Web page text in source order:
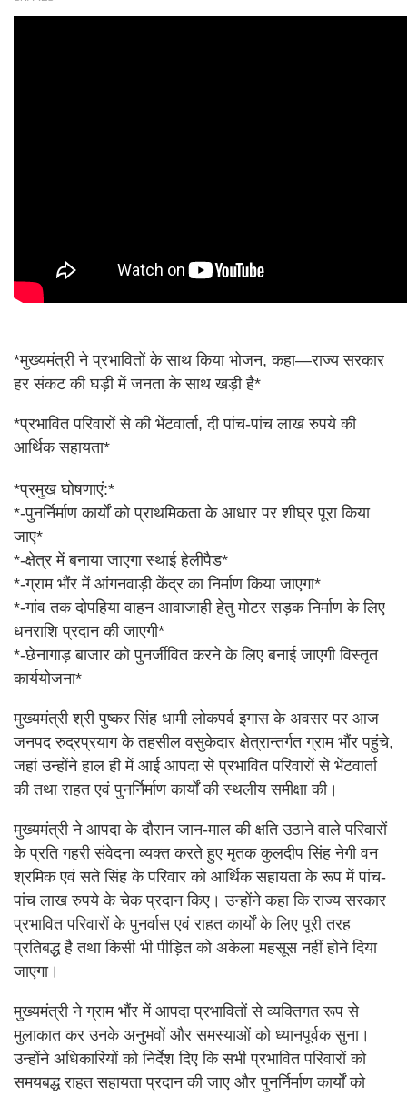
*मुख्यमंत्री ने प्रभावितों के साथ किया भोजन, कहा—राज्य सरकार
हर संकट की घड़ी में जनता के साथ खड़ी है*
*प्रभावित परिवारों से की भेंटवार्ता, दी पांच-पांच लाख रुपये की
आर्थिक सहायता*
*प्रमुख घोषणाएं:*
*-पुनर्निर्माण कार्यों को प्राथमिकता के आधार पर शीघ्र पूरा किया
जाए*
*-क्षेत्र में बनाया जाएगा स्थाई हेलीपैड*
*-ग्राम भौंर में आंगनवाड़ी केंद्र का निर्माण किया जाएगा*
*-गांव तक दोपहिया वाहन आवाजाही हेतु मोटर सड़क निर्माण के लिए
धनराशि प्रदान की जाएगी*
*-छेनागाड़ बाजार को पुनर्जीवित करने के लिए बनाई जाएगी विस्तृत
कार्ययोजना*
मुख्यमंत्री श्री पुष्कर सिंह धामी लोकपर्व इगास के अवसर पर आज
जनपद रुद्रप्रयाग के तहसील वसुकेदार क्षेत्रान्तर्गत ग्राम भौंर पहुंचे,
जहां उन्होंने हाल ही में आई आपदा से प्रभावित परिवारों से भेंटवार्ता
की तथा राहत एवं पुनर्निर्माण कार्यों की स्थलीय समीक्षा की।
मुख्यमंत्री ने आपदा के दौरान जान-माल की क्षति उठाने वाले परिवारों
के प्रति गहरी संवेदना व्यक्त करते हुए मृतक कुलदीप सिंह नेगी वन
श्रमिक एवं सते सिंह के परिवार को आर्थिक सहायता के रूप में पांच-
पांच लाख रुपये के चेक प्रदान किए। उन्होंने कहा कि राज्य सरकार
प्रभावित परिवारों के पुनर्वास एवं राहत कार्यों के लिए पूरी तरह
प्रतिबद्ध है तथा किसी भी पीड़ित को अकेला महसूस नहीं होने दिया
जाएगा।
मुख्यमंत्री ने ग्राम भौंर में आपदा प्रभावितों से व्यक्तिगत रूप से
मुलाकात कर उनके अनुभवों और समस्याओं को ध्यानपूर्वक सुना।
उन्होंने अधिकारियों को निर्देश दिए कि सभी प्रभावित परिवारों को
समयबद्ध राहत सहायता प्रदान की जाए और पुनर्निर्माण कार्यों को